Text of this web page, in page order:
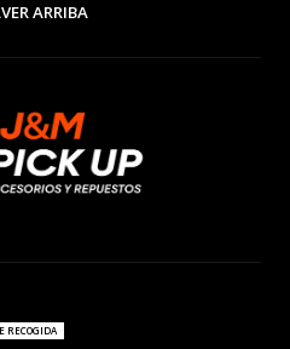
ARRIBA
RECOGIDA